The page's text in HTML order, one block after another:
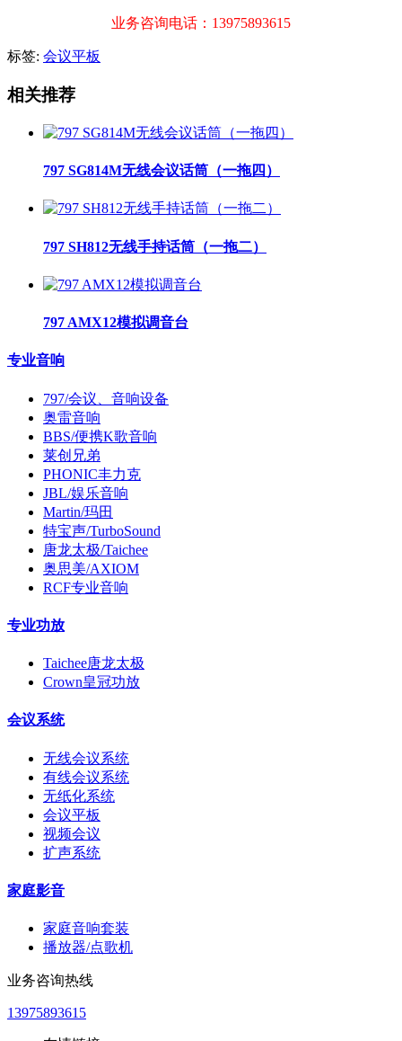
业务咨询电话：13975893615
标签: 会议平板
相关推荐
797 SG814M无线会议话筒（一拖四）
797 SH812无线手持话筒（一拖二）
797 AMX12模拟调音台
专业音响
797/会议、音响设备
奥雷音响
BBS/便携K歌音响
莱创兄弟
PHONIC丰力克
JBL/娱乐音响
Martin/玛田
特宝声/TurboSound
唐龙太极/Taichee
奥思美/AXIOM
RCF专业音响
专业功放
Taichee唐龙太极
Crown皇冠功放
会议系统
无线会议系统
有线会议系统
无纸化系统
会议平板
视频会议
扩声系统
家庭影音
家庭音响套装
播放器/点歌机
业务咨询热线
13975893615